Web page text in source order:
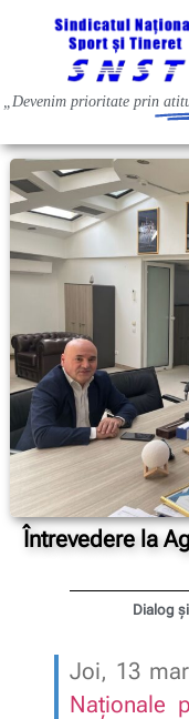
„Devenim prioritate prin
Întrevedere la
Dialog
Joi, 13
Naționale